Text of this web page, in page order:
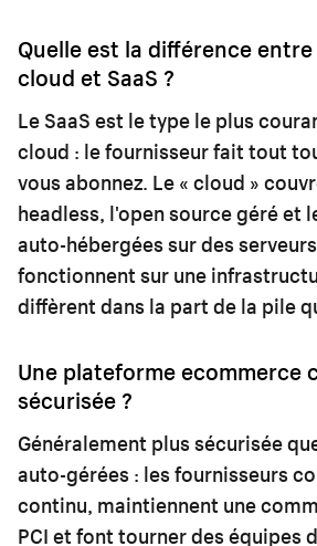
Quelle est la différence
cloud et SaaS ?
Le SaaS est le type le plus
cloud : le fournisseur fait tout
vous abonnez. Le « cloud »
headless, l'open source géré et
auto-hébergées sur des
fonctionnent sur une
diffèrent dans la part de la pile
Une plateforme ecommerce
sécurisée ?
Généralement plus sécurisée
auto-gérées : les fournisseurs
continu, maintiennent une
PCI et font tourner des équipes